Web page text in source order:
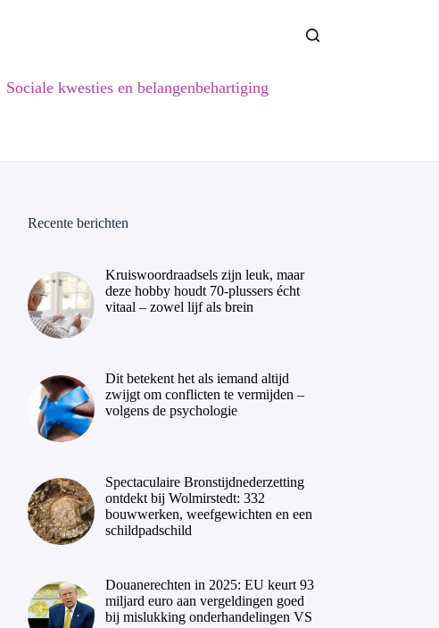
Sociale kwesties en belangenbehartiging
Recente berichten
Kruiswoordraadsels zijn leuk, maar
deze hobby houdt 70-plussers écht
vitaal – zowel lijf als brein
Dit betekent het als iemand altijd
zwijgt om conflicten te vermijden –
volgens de psychologie
Spectaculaire Bronstijdnederzetting
ontdekt bij Wolmirstedt: 332
bouwwerken, weefgewichten en een
schildpadschild
Douanerechten in 2025: EU keurt 93
miljard euro aan vergeldingen goed
bij mislukking onderhandelingen VS